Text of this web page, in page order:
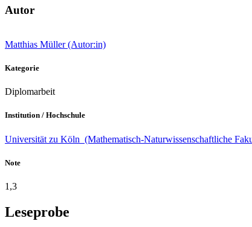
Autor
Matthias Müller (Autor:in)
Kategorie
Diplomarbeit
Institution / Hochschule
Universität zu Köln (Mathematisch-Naturwissenschaftliche
Note
1,3
Leseprobe